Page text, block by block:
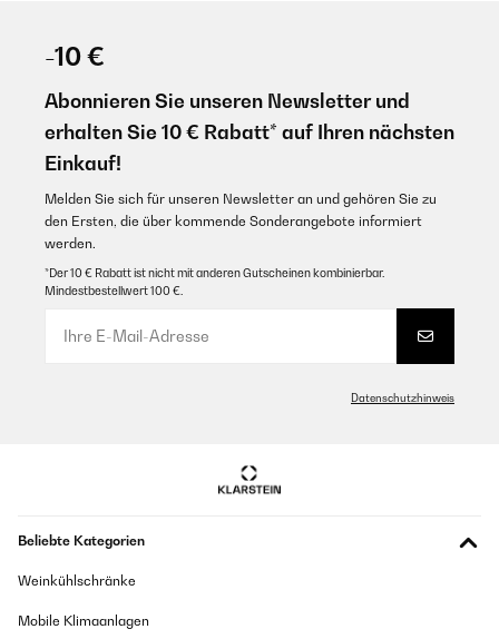
-10 €
Abonnieren Sie unseren Newsletter und
erhalten Sie 10 € Rabatt* auf Ihren nächsten
Einkauf!
Melden Sie sich für unseren Newsletter an und gehören Sie zu
den Ersten, die über kommende Sonderangebote informiert
werden.
*Der 10 € Rabatt ist nicht mit anderen Gutscheinen kombinierbar.
Mindestbestellwert 100 €.
Datenschutzhinweis
Beliebte Kategorien
Weinkühlschränke
Mobile Klimaanlagen